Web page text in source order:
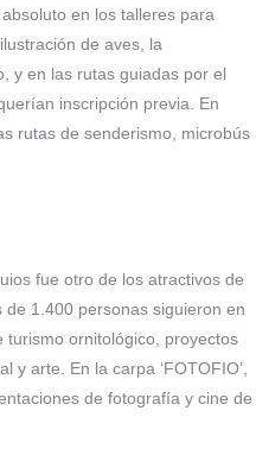
en los talleres para
de aves, la
y en las rutas guiadas por el
inscripción previa. En
rutas de senderismo, microbús
fue otro de los atractivos de
de 1.400 personas siguieron en
turismo ornitológico, proyectos
y arte. En la carpa ‘FOTOFIO’,
de fotografía y cine de